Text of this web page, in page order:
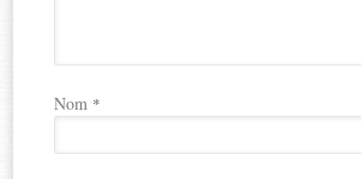
Nom *